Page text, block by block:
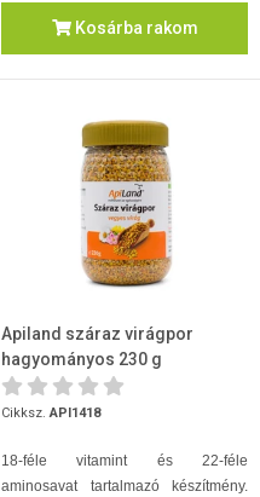
Kosárba rakom
Apiland száraz virágpor
hagyományos 230 g
Cikksz.API1418
18-féle vitamint és 22-féle
aminosavat tartalmazó készítmény.